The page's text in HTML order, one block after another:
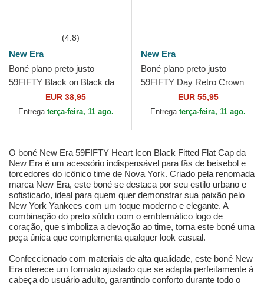
(4.8)
New Era
Boné plano preto justo
59FIFTY Black on Black da
New York Yankees MLB da
New Era
EUR 38,95
Entrega terça-feira, 11 ago.
New Era
Boné plano preto justo
59FIFTY Day Retro Crown
da New York Yankees MLB
da New Era
EUR 55,95
Entrega terça-feira, 11 ago.
O boné New Era 59FIFTY Heart Icon Black Fitted Flat Cap da
New Era é um acessório indispensável para fãs de beisebol e
torcedores do icônico time de Nova York. Criado pela renomada
marca New Era, este boné se destaca por seu estilo urbano e
sofisticado, ideal para quem quer demonstrar sua paixão pelo
New York Yankees com um toque moderno e elegante. A
combinação do preto sólido com o emblemático logo de
coração, que simboliza a devoção ao time, torna este boné uma
peça única que complementa qualquer look casual.
Confeccionado com materiais de alta qualidade, este boné New
Era oferece um formato ajustado que se adapta perfeitamente à
cabeça do usuário adulto, garantindo conforto durante todo o